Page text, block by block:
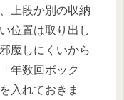
上段か別の収納
位置は取り出し
魔しにくいから
年数回ボック
入れておきま